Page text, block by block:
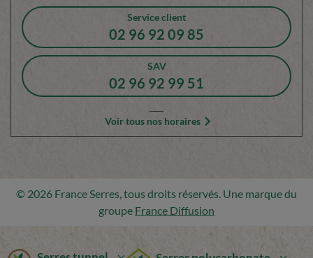
Service client
02 96 92 09 85
SAV
02 96 92 99 51
Voir tous nos horaires
© 2026 France Serres, tous droits réservés. Une marque du
groupe France Diffusion